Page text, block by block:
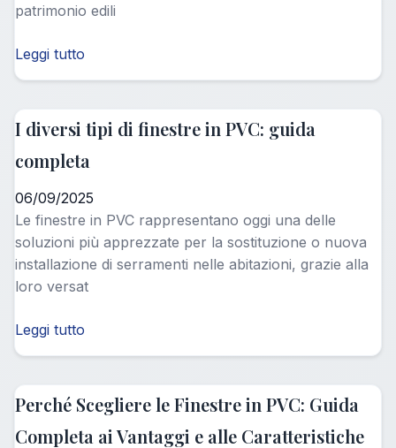
patrimonio edili
Leggi tutto
I diversi tipi di finestre in PVC: guida
completa
06/09/2025
Le finestre in PVC rappresentano oggi una delle
soluzioni più apprezzate per la sostituzione o nuova
installazione di serramenti nelle abitazioni, grazie alla
loro versat
Leggi tutto
Perché Scegliere le Finestre in PVC: Guida
Completa ai Vantaggi e alle Caratteristiche